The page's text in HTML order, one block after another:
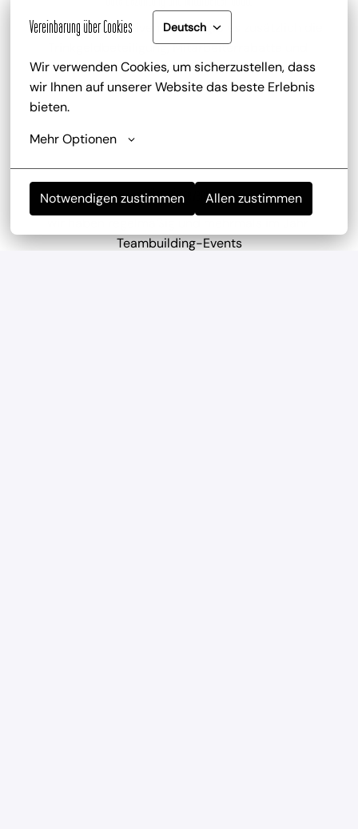
Vereinbarung über Cookies Deutsch
Wir verwenden Cookies, um sicherzustellen, dass
wir Ihnen auf unserer Website das beste Erlebnis
bieten.
Mehr Optionen
Notwendigen zustimmen Allen zustimmen
zu deinem attraktiven Gehalt gib es zusätzlich die
Trinkgeldbeteiligung, Mitarbeiterrabatte und
kostenlose Getränke
Mitarbeiterevents
Teambuilding-Events